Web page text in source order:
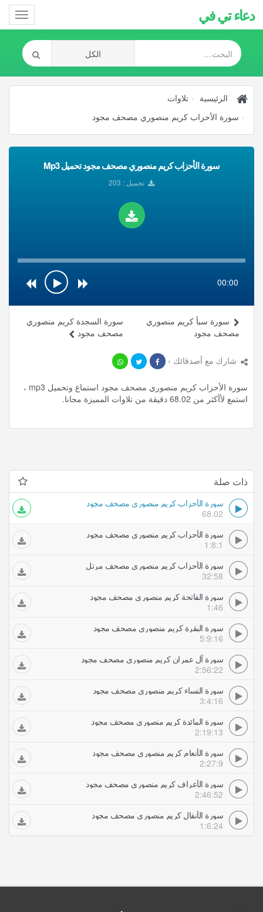
دعاء تي في
الرئيسية
تلاوات
سورة الأحزاب كريم منصوري مصحف مجود
سورة الأحزاب كريم منصوري مصحف مجود تحميل Mp3
تحميل : 203
00:00
سورة السجدة كريم منصوري
مصحف مجود
سورة سبأ كريم منصوري
مصحف مجود
شارك مع أصدقائك ›
سورة الأحزاب كريم منصوري مصحف مجود استماع وتحميل mp3 ،
استمع لأأكثر من 68.02 دقيقة من تلاوات المميزة مجانا.
ذات صلة
سورة الأحزاب كريم منصوري مصحف مجود
68.02
سورة الأحزاب كريم منصوري مصحف مجود
1:8:1
سورة الأحزاب كريم منصوري مصحف مرتل
32:58
سورة الفاتحة كريم منصوري مصحف مجود
1:46
سورة البقرة كريم منصوري مصحف مجود
5:9:16
سورة آل عمران كريم منصوري مصحف مجود
2:56:22
سورة النساء كريم منصوري مصحف مجود
3:4:16
سورة المائدة كريم منصوري مصحف مجود
2:19:13
سورة الأنعام كريم منصوري مصحف مجود
2:27:9
سورة الأعراف كريم منصوري مصحف مجود
2:46:52
سورة الأنفال كريم منصوري مصحف مجود
1:6:24